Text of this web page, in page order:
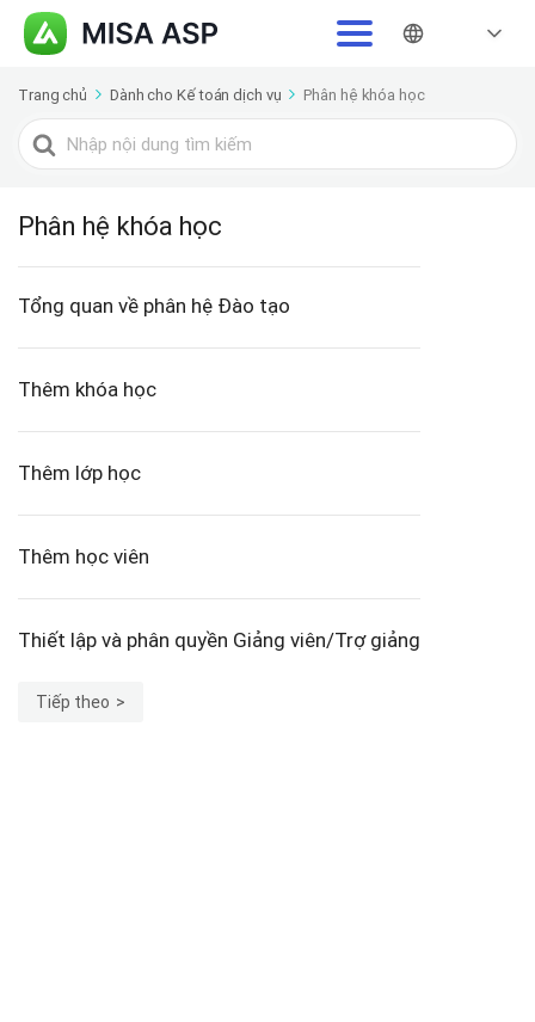
Trang chủ Dành cho Kế toán dịch vụ Phân hệ khóa học
Tìm
kiếm
Phân hệ khóa học
Tổng quan về phân hệ Đào tạo
Thêm khóa học
Thêm lớp học
Thêm học viên
Thiết lập và phân quyền Giảng viên/Trợ giảng
Tiếp theo